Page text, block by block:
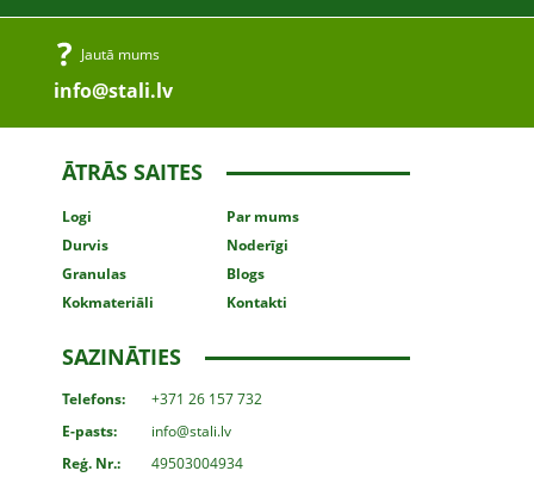
Jautā mums
info@stali.lv
ĀTRĀS SAITES
Logi
Durvis
Granulas
Kokmateriāli
Par mums
Noderīgi
Blogs
Kontakti
SAZINĀTIES
Telefons:
+371 26 157 732
E-pasts:
info@stali.lv
Reģ. Nr.:
49503004934